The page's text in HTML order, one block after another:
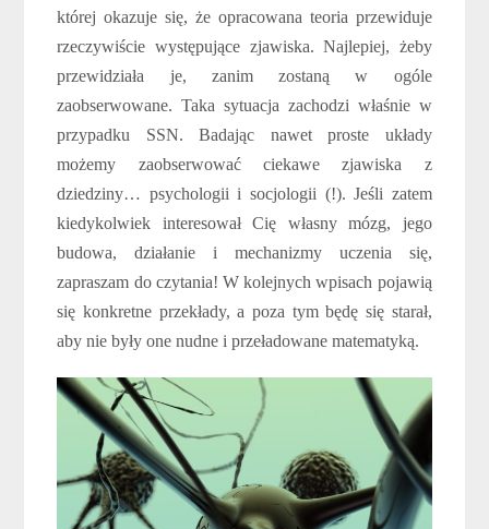
której okazuje się, że opracowana teoria przewiduje
rzeczywiście występujące zjawiska. Najlepiej, żeby
przewidziała je, zanim zostaną w ogóle
zaobserwowane. Taka sytuacja zachodzi właśnie w
przypadku SSN. Badając nawet proste układy
możemy zaobserwować ciekawe zjawiska z
dziedziny… psychologii i socjologii (!). Jeśli zatem
kiedykolwiek interesował Cię własny mózg, jego
budowa, działanie i mechanizmy uczenia się,
zapraszam do czytania! W kolejnych wpisach pojawią
się konkretne przekłady, a poza tym będę się starał,
aby nie były one nudne i przeładowane matematyką.